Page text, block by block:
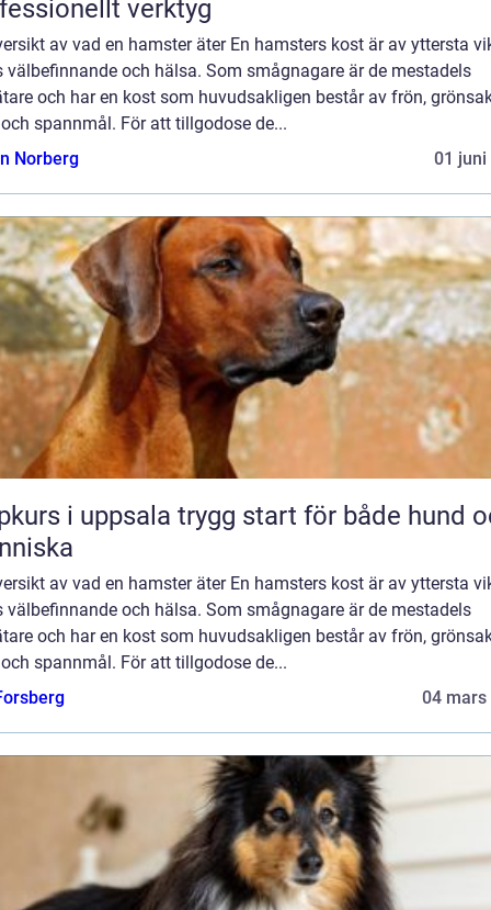
verktyg
av vad en hamster äter En hamsters kost är av yttersta
välbefinnande och hälsa. Som smågnagare är de mestadels
och har en kost som huvudsakligen består av frön,
spannmål. För att tillgodose de...
Norberg
01 juni
uppsala trygg start för både hund och
av vad en hamster äter En hamsters kost är av yttersta
välbefinnande och hälsa. Som smågnagare är de mestadels
och har en kost som huvudsakligen består av frön,
spannmål. För att tillgodose de...
04 mars